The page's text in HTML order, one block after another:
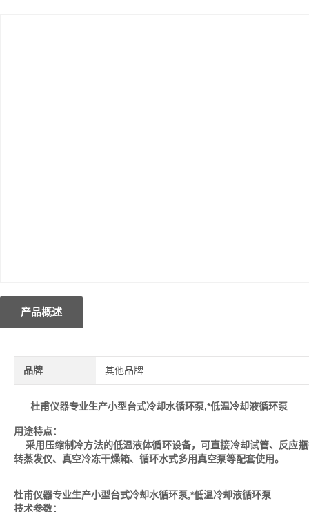
产品概述
品牌 其他品牌
杜甫仪器专业生产小型台式冷却水循环泵,*低温冷却液循环泵
用途特点：
采用压缩制冷方法的低温液体循环设备，可直接冷却试管、反应
转蒸发仪、真空冷冻干燥箱、循环水式多用真空泵等配套使用。
杜甫仪器专业生产小型台式冷却水循环泵,*低温冷却液循环泵
技术参数：